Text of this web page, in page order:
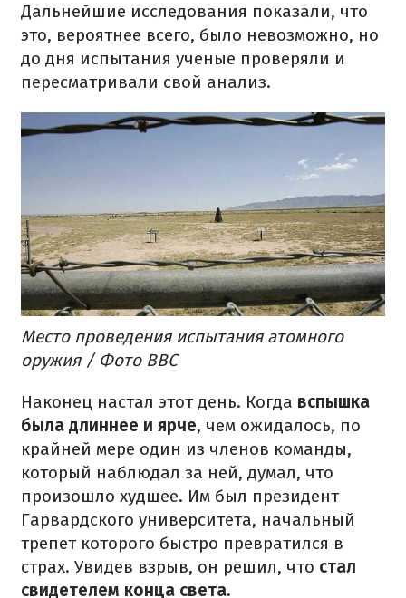
Дальнейшие исследования показали, что
это, вероятнее всего, было невозможно, но
до дня испытания ученые проверяли и
пересматривали свой анализ.
Место проведения испытания атомного
оружия / Фото ВВС
Наконец настал этот день. Когда вспышка
была длиннее и ярче, чем ожидалось, по
крайней мере один из членов команды,
который наблюдал за ней, думал, что
произошло худшее. Им был президент
Гарвардского университета, начальный
трепет которого быстро превратился в
страх. Увидев взрыв, он решил, что стал
свидетелем конца света.